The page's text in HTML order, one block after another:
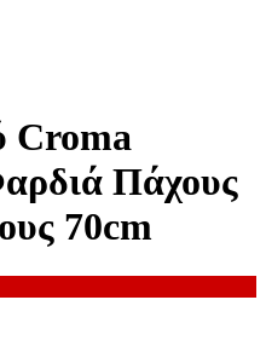
Croma
Πάχους
70cm